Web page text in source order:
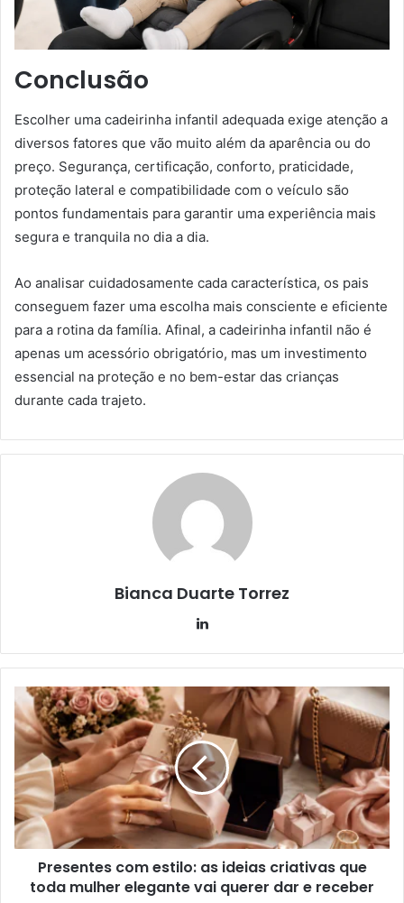
Conclusão
Escolher uma cadeirinha infantil adequada exige atenção a
diversos fatores que vão muito além da aparência ou do
preço. Segurança, certificação, conforto, praticidade,
proteção lateral e compatibilidade com o veículo são
pontos fundamentais para garantir uma experiência mais
segura e tranquila no dia a dia.
Ao analisar cuidadosamente cada característica, os pais
conseguem fazer uma escolha mais consciente e eficiente
para a rotina da família. Afinal, a cadeirinha infantil não é
apenas um acessório obrigatório, mas um investimento
essencial na proteção e no bem-estar das crianças
durante cada trajeto.
Bianca Duarte Torrez
Presentes com estilo: as ideias criativas que
toda mulher elegante vai querer dar e receber